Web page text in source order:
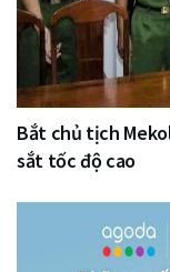
Bắt chủ tịch
sắt tốc độ cao